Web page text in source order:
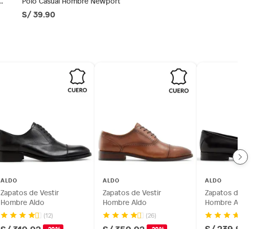
S/ 39.90
ALDO
Zapatos de Vestir
Hombre Aldo
(12)
ALDO
Zapatos de Vestir
Hombre Aldo
(26)
ALDO
Zapatos de
Hombre Aldo